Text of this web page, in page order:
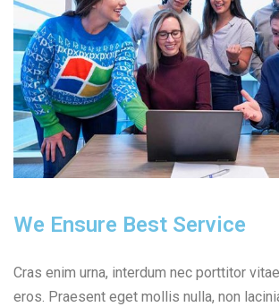
We Ensure Best Service
Cras enim urna, interdum nec porttitor
eros. Praesent eget mollis nulla, non